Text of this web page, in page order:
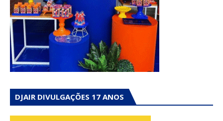
DJAIR DIVULGAÇÕES 17 ANOS